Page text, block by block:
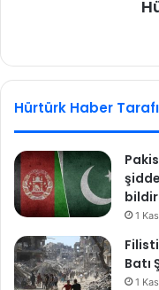
Hürtürk Haber
1
Batı
1